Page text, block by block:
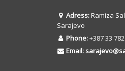
Adress:Ramiza
Sarajevo
Phone:+387 33
Email: